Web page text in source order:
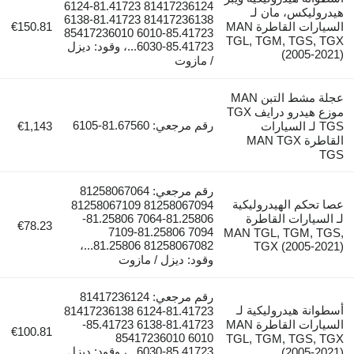
مان لـ
السيارات القاطرة MAN
TGL, TGM, TGS,
(2005-
81417236124 81.41723-6124
81417236138 81.41723-6138
85.41723-6010 85417236010
85.41723-6030...، وقود: ديزل
/ مازوت
€150.81
عجلة مشط التبن MAN
موزع هيدرو درايف TGX
TGS لـ السيارات
القاطرة MAN TGX
رقم مرجعي: 81.67560-6105 €1,143
الهيدروليكية
القاطرة
MAN TGL, TGM,
TGX (2005-
رقم مرجعي: 81258067064
81258067094 81258067109
81.25806-7064 81.25806-
7094 81.25806-7109
81258067082 81.25806...،
وقود: ديزل / مازوت
€78.23
هيدروليكية لـ
السيارات القاطرة MAN
TGL, TGM, TGS,
رقم مرجعي: 81417236124
81.41723-6124 81417236138
81.41723-6138 85.41723-
6010 85417236010
€100.81